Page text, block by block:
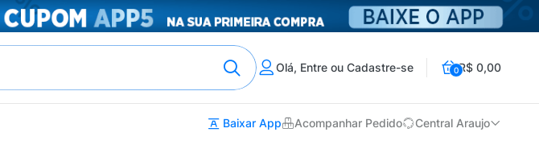
Olá, Entre ou Cadastre-se 0R$ 0,00
Baixar App Acompanhar Pedido Central Araujo